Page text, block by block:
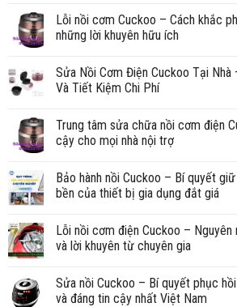
Lỗi nồi cơm Cuckoo – Cách khắc
những lời khuyên hữu ích
Sửa Nồi Cơm Điện Cuckoo Tại Nhà
Và Tiết Kiệm Chi Phí
Trung tâm sửa chữa nồi cơm điện
cậy cho mọi nhà nội trợ
Bảo hành nồi Cuckoo – Bí quyết
bền của thiết bị gia dụng đắt giá
Lỗi nồi cơm điện Cuckoo – Nguyên
và lời khuyên từ chuyên gia
Sửa nồi Cuckoo – Bí quyết phục
và đáng tin cậy nhất Việt Nam